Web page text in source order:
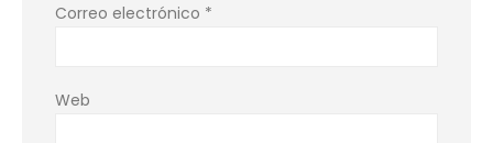
Correo electrónico *
Web